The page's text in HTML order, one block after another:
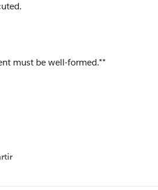
must be well-formed.**